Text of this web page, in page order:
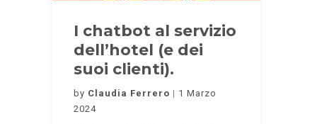
I chatbot al servizio
dell’hotel (e dei
suoi clienti).
by Claudia Ferrero
1 Marzo
2024